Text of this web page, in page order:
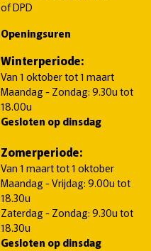
of DPD
Openingsuren
Winterperiode:
Van 1 oktober tot 1 maart
Maandag - Zondag: 9.30u tot
18.00u
Gesloten op dinsdag
Zomerperiode:
Van 1 maart tot 1 oktober
Maandag - Vrijdag: 9.00u tot
18.30u
Zaterdag - Zondag: 9.30u tot
18.30u
Gesloten op dinsdag